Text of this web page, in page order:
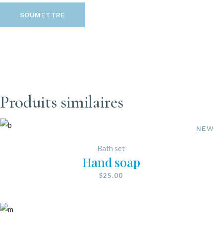
SOUMETTRE
Produits similaires
NEW
Bath set
Hand soap
$25.00